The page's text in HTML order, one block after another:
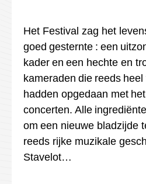
Het Festival zag het
goed gesternte : een
kader en een hechte en
kameraden die reeds
hadden opgedaan met
concerten. Alle
om een nieuwe bladzijde
reeds rijke muzikale
Stavelot…